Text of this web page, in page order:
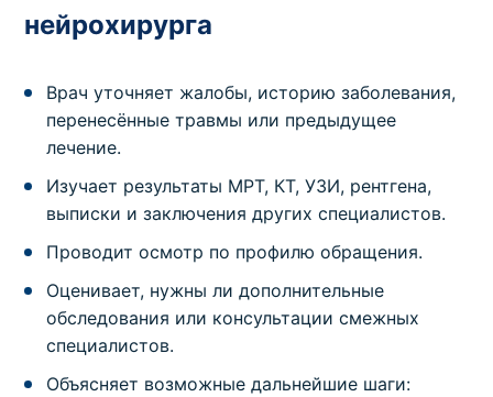
нейрохирурга
Врач уточняет жалобы, историю заболевания,
перенесённые травмы или предыдущее
лечение.
Изучает результаты МРТ, КТ, УЗИ, рентгена,
выписки и заключения других специалистов.
Проводит осмотр по профилю обращения.
Оценивает, нужны ли дополнительные
обследования или консультации смежных
специалистов.
Объясняет возможные дальнейшие шаги: